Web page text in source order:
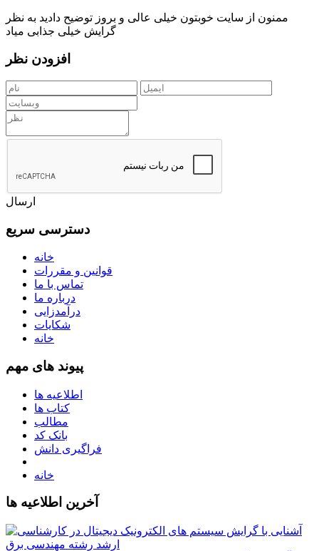
ممنون از سایت خوبتون خیلی عالی و بروز توضیح دادید به نظر
گرایش خیلی جذابی میاد
افزودن نظر
ارسال
دسترسی سریع
خانه
قوانین و مقررات
تماس با ما
درباره ما
درآمدزایی
شکایات
خانه
پیوند های مهم
اطلاعیه ها
کتاب ها
مطالب
بانک کد
فراگیری دانش
خانه
آخرین اطلاعیه ها